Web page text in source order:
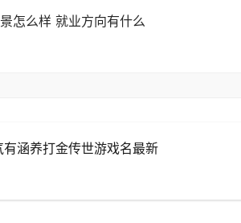
怎么样 就业方向有什么
涵养打金传世游戏名最新